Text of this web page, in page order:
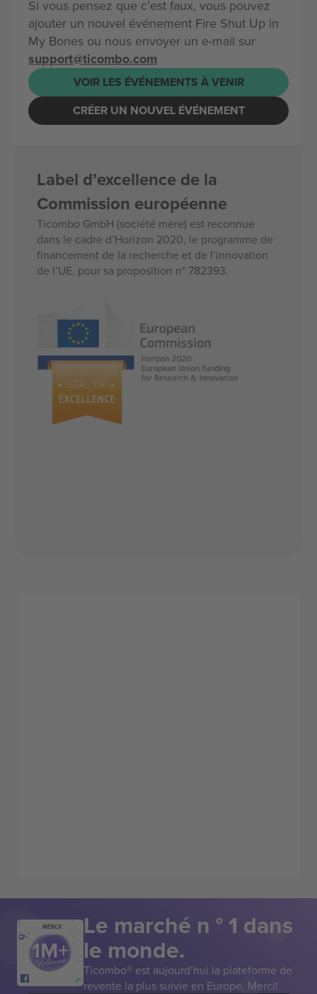
Si vous pensez que c’est faux, vous pouvez
ajouter un nouvel événement Fire Shut Up in
My Bones ou nous envoyer un e-mail sur
support@ticombo.com
VOIR LES ÉVÉNEMENTS À VENIR
CRÉER UN NOUVEL ÉVÉNEMENT
Label d’excellence de la
Commission européenne
Ticombo GmbH (société mère) est reconnue
dans le cadre d’Horizon 2020, le programme de
financement de la recherche et de l’innovation
de l’UE, pour sa proposition n° 782393.
MERCI! Le marché n ° 1 dans
le monde.
Ticombo® est aujourd’hui la plateforme de
revente la plus suivie en Europe. Merci!